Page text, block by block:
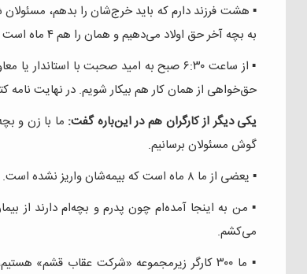
▪️ هشت فرزند دارم که باید خرج‌شان را بدهم،
به بچه آخر حق اولاد می‌دهیم و همان را هم ۴ ماه است که نداده‌اند.
▪️ از ساعت ۶:۳۰ صبح به امید صحبت با
حق‌خواهی از همان کار هم بیکار شویم. در نهایت نامه
یکی دیگر از کارگران هم در این‌باره گفت: ما با زن و
گوش مسئولان برسانیم.
▪ یعضی از ما ۸ ماه است که بیمه‌شان واریز نشده است.
▪️ من به اینجا آمده‌ام چون پدرم و بچه‌ام دارند از
می‌کشم.
▪️ ما ۳۰۰ کارگر زیرمجموعه «شرکت عقاب قشم»